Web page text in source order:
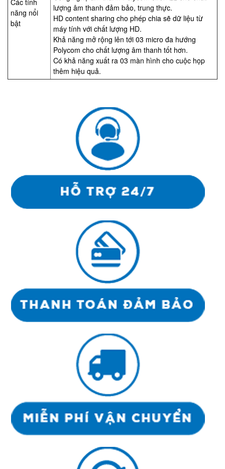
Các tính
năng nổi
bật
lượng âm thanh đảm bảo, trung thực.
HD content sharing cho phép chia sẽ dữ liệu từ
máy tính với chất lượng HD.
Khả năng mở rộng lên tới 03 micro đa hướng
Polycom cho chất lượng âm thanh tốt hơn.
Có khả năng xuất ra 03 màn hình cho cuộc họp
thêm hiệu quả.